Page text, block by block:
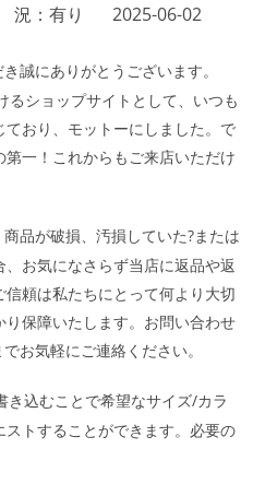
況：有り
2025-06-02
誠にありがとうございます。
ショップサイトとして、いつも
おり、モットーにしました。で
一！これからもご来店いただけ
品が破損、汚損していた?または
お気になさらず当店に返品や返
頼は私たちにとって何より大切
保障いたします。お問い合わせ
でお気軽にご連絡ください。
き込むことで希望なサイズ/カラ
トすることができます。必要の